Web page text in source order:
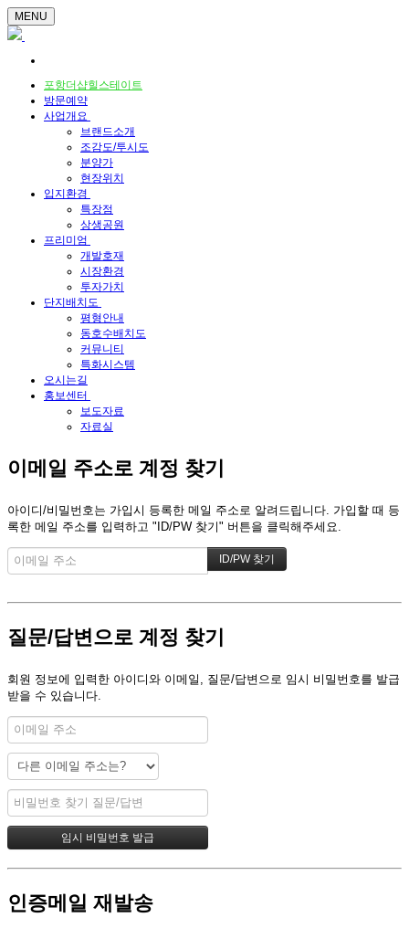
MENU
포항더샵힐스테이트
방문예약
사업개요
브랜드소개
조감도/투시도
분양가
현장위치
입지환경
특장점
상생공원
프리미엄
개발호재
시장환경
투자가치
단지배치도
평형안내
동호수배치도
커뮤니티
특화시스템
오시는길
홍보센터
보도자료
자료실
이메일 주소로 계정 찾기
아이디/비밀번호는 가입시 등록한 메일 주소로 알려드립니다. 가입할 때 등
록한 메일 주소를 입력하고 "ID/PW 찾기" 버튼을 클릭해주세요.
질문/답변으로 계정 찾기
회원 정보에 입력한 아이디와 이메일, 질문/답변으로 임시 비밀번호를 발급
받을 수 있습니다.
인증메일 재발송